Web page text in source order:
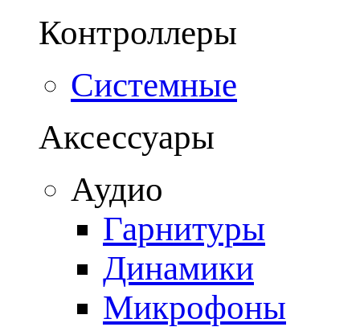
Контроллеры
Системные
Аксессуары
Аудио
Гарнитуры
Динамики
Микрофоны